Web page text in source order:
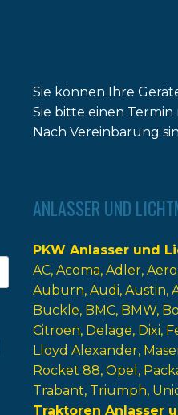
Sie können Ihre
Sie bitte einen Termin
Nach Vereinbarung
ANLASSER UND
PKW Anlasser und
AC Acoma Adler Aero
Auburn Audi Austin
Buckle BMC BMW
Citroen Delage Dixi
Lloyd Alexander
Rocket 88 Opel
Trabant Triumph
Traktoren Anlasser